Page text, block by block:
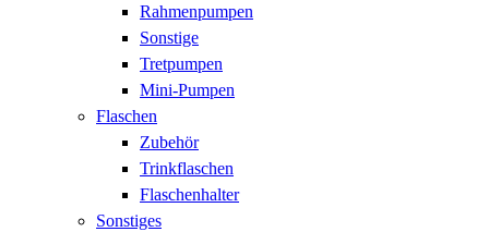
Rahmenpumpen
Sonstige
Tretpumpen
Mini-Pumpen
Flaschen
Zubehör
Trinkflaschen
Flaschenhalter
Sonstiges